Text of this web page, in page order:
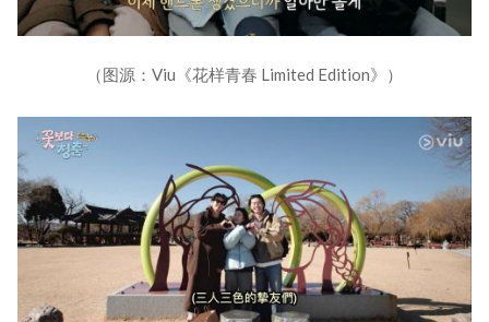
（图源：Viu《花样青春 Limited Edition》）